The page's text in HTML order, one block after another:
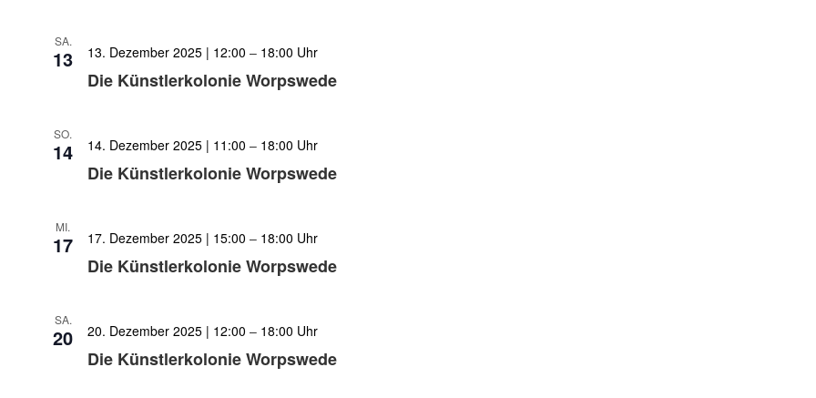
SA.
13
Die Künstlerkolonie Worpswede
13. Dezember 2025 | 12:00 – 18:00
SO.
14
Die Künstlerkolonie Worpswede
14. Dezember 2025 | 11:00 – 18:00
MI.
17
Die Künstlerkolonie Worpswede
17. Dezember 2025 | 15:00 – 18:00
SA.
20
Die Künstlerkolonie Worpswede
20. Dezember 2025 | 12:00 – 18:00